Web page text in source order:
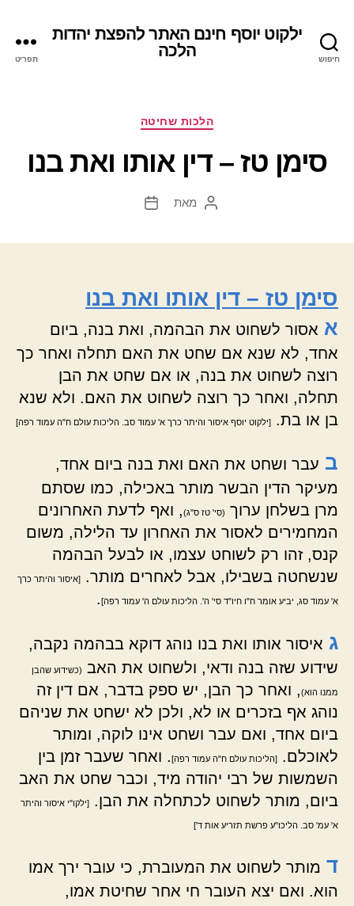
חיפוש
ילקוט יוסף חינם האתר להפצת יהדות
הלכה
תפריט
קטגוריות
הלכות שחיטה
סימן טז – דין אותו ואת בנו
המחבר
מאת
תאריך
סימן טז – דין אותו ואת בנו
א אסור לשחוט את הבהמה, ואת בנה, ביום
אחד, לא שנא אם שחט את האם תחלה ואחר כך
רוצה לשחוט את בנה, או אם שחט את הבן
תחלה, ואחר כך רוצה לשחוט את האם. ולא שנא
בן או בת. [ילקוט יוסף איסור והיתר כרך א' עמוד סב. הליכות עולם ח"ה עמוד רפה]
ב עבר ושחט את האם ואת בנה ביום אחד,
מעיקר הדין הבשר מותר באכילה, כמו שסתם
מרן בשלחן ערוך (סי' טז ס"ג), ואף לדעת האחרונים
המחמירים לאסור את האחרון עד הלילה, משום
קנס, זהו רק לשוחט עצמו, או לבעל הבהמה
שנשחטה בשבילו, אבל לאחרים מותר. [איסור והיתר כרך
א' עמוד סג, יביע אומר ח"ו חיו"ד סי' ה'. הליכות עולם ה' עמוד רפה].
ג איסור אותו ואת בנו נוהג דוקא בבהמה נקבה,
שידוע שזה בנה ודאי, ולשחוט את האב (כשידוע שהבן
ממנו הוא), ואחר כך הבן, יש ספק בדבר, אם דין זה
נוהג אף בזכרים או לא, ולכן לא ישחט את שניהם
ביום אחד, ואם עבר ושחט אינו לוקה, ומותר
לאוכלם. [הליכות עולם ח"ה עמוד רפה]. ואחר שעבר זמן בין
השמשות של רבי יהודה מיד, וכבר שחט את האב
ביום, מותר לשחוט לכתחלה את הבן. [ילקו"י איסור והיתר
א' עמ' סב. הליכו"ע פרשת תזריע אות ד']
ד מותר לשחוט את המעוברת, כי עובר ירך אמו
הוא. ואם יצא העובר חי אחר שחיטת אמו,